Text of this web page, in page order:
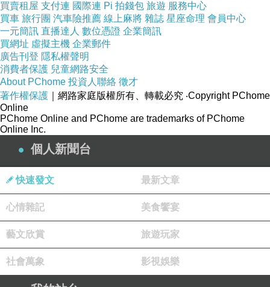
A:沒有
17. 你覺得自己最好的個性優點是什麼？
A: 沒有
18. 你相信一見鐘情，還是日久生情？
A:日久生情
19. 你相信自己會有靈魂伴侶這件事嗎？
A:不信 沒那種東西
A:不會
21. 你會怎麼面對你非常討厭的人？
A: 不在意除非對方得寸進尺 那就有必要處理
22. 你最近在YT平台看什麼影片？可以分享網址給主辦嗎?
A: 沒有
23. 有一件東西是你非常想要的非常想得到，但是必須用你
買賣租屋 支付連 國際連 Pi 拍錢包 旅遊 服務中心
買車 旅行團 汽車險推薦 線上麻將 雜誌 星座命理 會員中心
一元簡訊 直播達人 數位憑證 企業簡訊
買網址 虛擬主機 企業郵件
廣告刊登 隱私權聲明
消費者保護 兒童網路安全
About PChome 投資人聯絡 徵才
著作權保護 ｜網路家庭版權所有、轉載必究 ‧Copyright PChome
Online
PChome Online and PChome are trademarks of PChome
Online Inc.
個人新聞台
快速發文 最新文章
心情雜記 美食饗宴
藝文欣賞 旅遊玩家
社會萬象 影視娛樂